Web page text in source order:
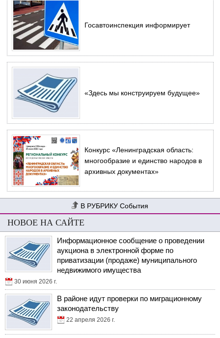
Госавтоинспекция информирует
«Здесь мы конструируем будущее»
Конкурс «Ленинградская область:
многообразие и единство народов в
архивных документах»
События
НОВОЕ НА САЙТЕ
Информационное сообщение о проведении
аукциона в электронной форме по
приватизации (продаже) муниципального
недвижимого имущества
30 июня 2026 г.
В районе идут проверки по миграционному
законодательству
22 апреля 2026 г.